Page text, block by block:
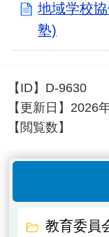
地域学校
塾)
【ID】 D-9630
【更新日】 2026
【閲覧数】
教育委員